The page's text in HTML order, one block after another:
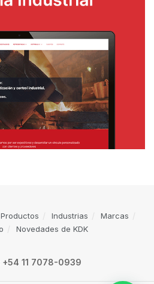
Productos Industrias
Marcas
Novedades de KDK
11 7078-0939